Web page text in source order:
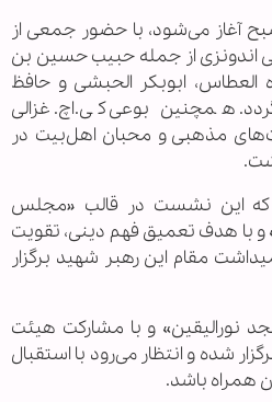
آغاز می‌شود، با حضور جمعی از
اندونزی از جمله حبیب حسین بن
ابوبکر الحبشی و حافظ
همچنین بوعی کی.اچ. غزالی
مذهبی و محبان اهل‌بیت در
که این نشست در قالب «مجلس
و با هدف تعمیق فهم دینی، تقویت
مقام این رهبر شهید برگزار
نورالیقین» و با مشارکت هیئت
شده و انتظار می‌رود با استقبال
همراه باشد.